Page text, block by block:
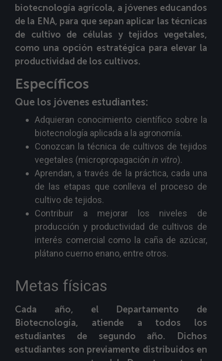
biotecnología agrícola, a jóvenes educandos
de la ENA, para que sepan aplicar las técnicas
de cultivo de células y tejidos vegetales,
como una opción estratégica para elevar la
productividad de los cultivos.
Específicos
Que los jóvenes estudiantes:
Adquieran conocimiento científico sobre la
biotecnología aplicada a la agronomía.
Conozcan la técnica de cultivos de tejidos
vegetales (micropropagación in vitro).
Aprendan, a través de la práctica, cada una
de las etapas que conlleva el proceso de
cultivo de tejidos.
Contribuir a mejorar los niveles de
producción y productividad de cultivos de
interés comercial como la caña de azúcar,
plátano cuerno enano, entre otros.
Metas físicas
Cada año, el Departamento de
Biotecnología, atiende a todos los
estudiantes de segundo año. Dichos
estudiantes son previamente distribuidos en